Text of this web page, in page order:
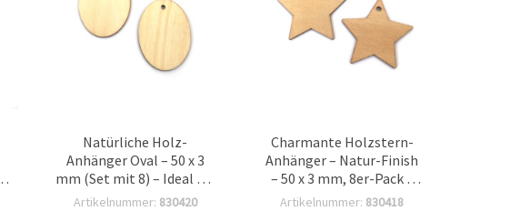
Natürliche Holz-
Anhänger Oval – 50 x 3
mm (Set mit 8) – Ideal für
Schmuckbasteln, DIY-
Artikelnummer: 830420
Charmante Holzstern-
Anhänger – Natur-Finish
– 50 x 3 mm, 8er-Pack –
ideal für DIY Basteln,
Artikelnummer: 830418